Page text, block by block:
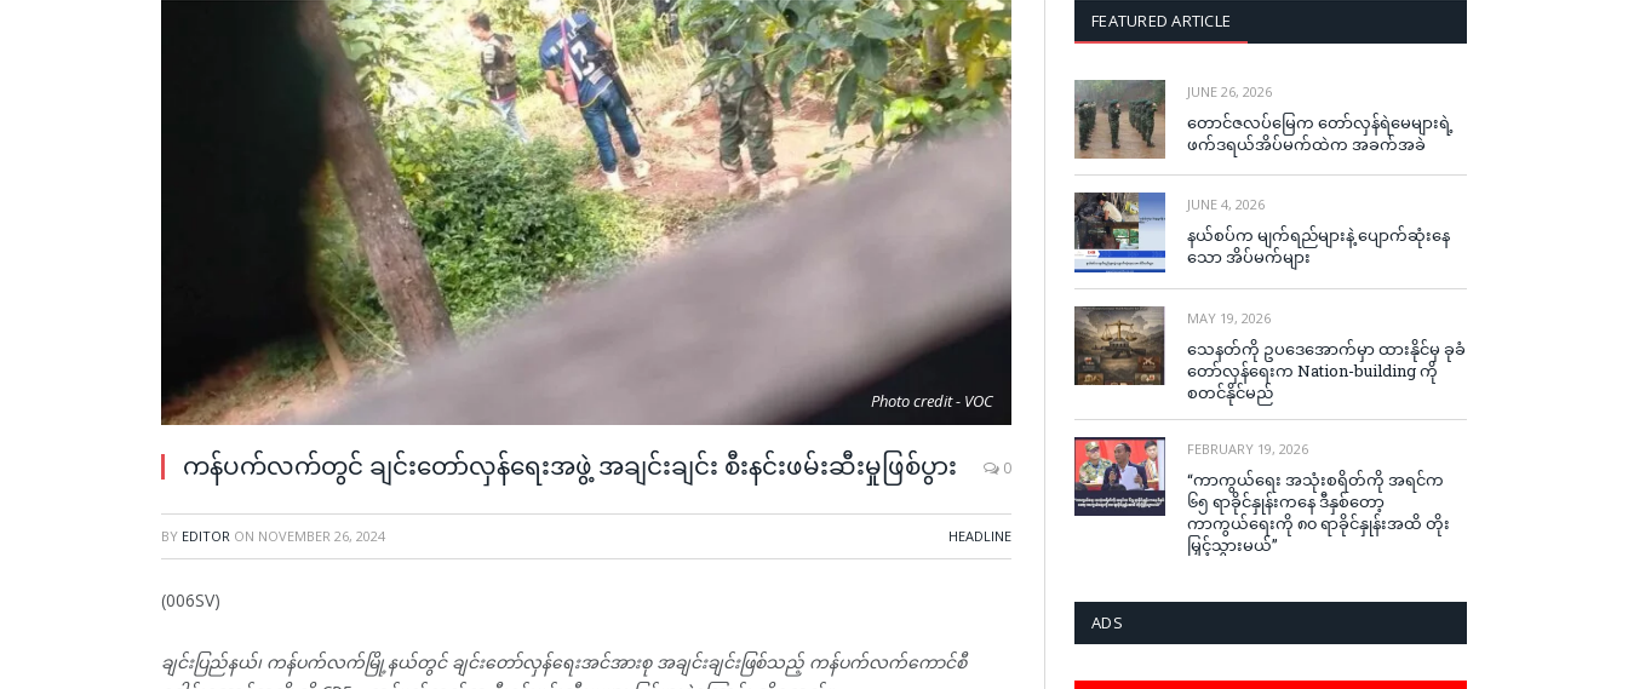
Photo credit - VOC
ကန်ပက်လက်တွင် ချင်းတော်လှန်ရေးအဖွဲ့ အချင်းချင်း စီးနင်းဖမ်းဆီးမှုဖြစ်ပွား 0
BY EDITOR ON NOVEMBER 26, 2024 HEADLINE
(006SV)
ချင်းပြည်နယ်၊ ကန်ပက်လက်မြို့နယ်တွင် ချင်းတော်လှန်ရေးအင်အားစု အချင်းချင်းဖြစ်သည့် ကန်ပက်လက်ကောင်စီ
FEATURED ARTICLE
JUNE 26, 2026
တောင်ဇလပ်မြေက တော်လှန်ရဲမေများရဲ့
ဖက်ဒရယ်အိပ်မက်ထဲက အခက်အခဲ
JUNE 4, 2026
နယ်စပ်က မျက်ရည်များနဲ့ ပျောက်ဆုံးနေ
သော အိပ်မက်များ
MAY 19, 2026
သေနတ်ကို ဥပဒေအောက်မှာ ထားနိုင်မှ ခုခံ
တော်လှန်ရေးက Nation-building ကို
စတင်နိုင်မည်
FEBRUARY 19, 2026
“ကာကွယ်ရေး အသုံးစရိတ်ကို အရင်က
၆၅ ရာခိုင်နှုန်းကနေ ဒီနှစ်တော့
ကာကွယ်ရေးကို ၈၀ ရာခိုင်နှုန်းအထိ တိုး
မြှင့်သွားမယ်”
ADS